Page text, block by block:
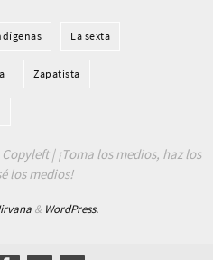
La sexta
Zapatista
| ¡Toma los medios, haz los
los medios!
& WordPress.